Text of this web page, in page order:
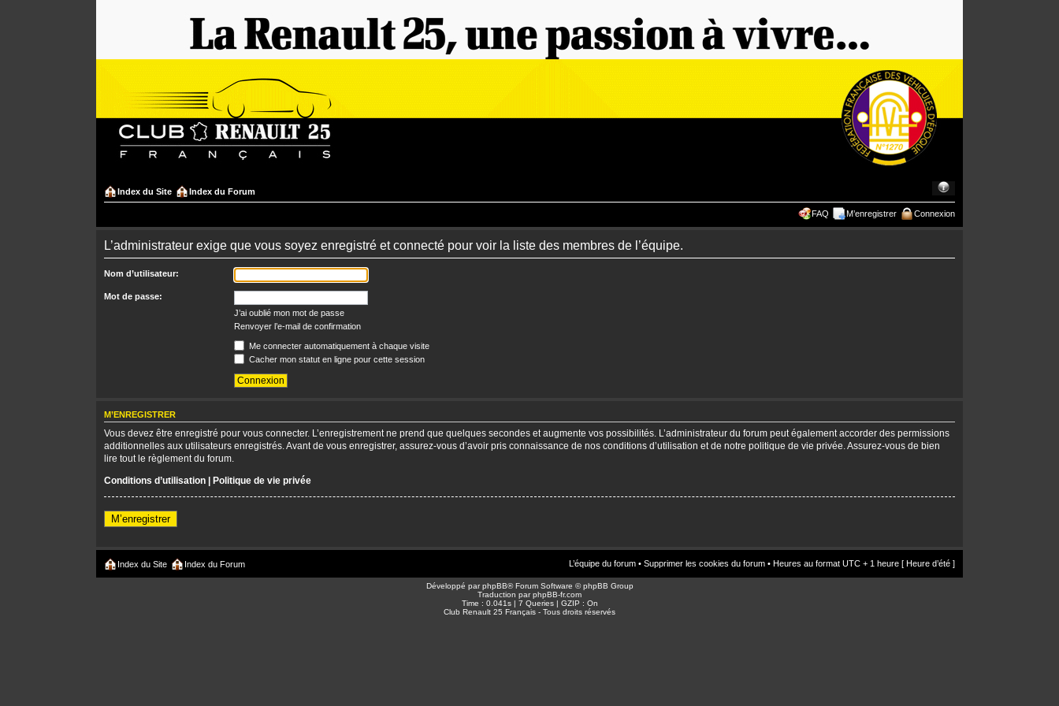
Index du Site Index du Forum
FAQ M’enregistrer Connexion
L’administrateur exige que vous soyez enregistré et connecté pour voir la liste des membres de l’équipe.
Nom d’utilisateur:
Mot de passe:
J’ai oublié mon mot de passe
Renvoyer l’e-mail de confirmation
Me connecter automatiquement à chaque visite
Cacher mon statut en ligne pour cette session
M’ENREGISTRER
Vous devez être enregistré pour vous connecter. L’enregistrement ne prend que quelques secondes et augmente vos possibilités. L’administrateur du forum peut également accorder des permissions
additionnelles aux utilisateurs enregistrés. Avant de vous enregistrer, assurez-vous d’avoir pris connaissance de nos conditions d’utilisation et de notre politique de vie privée. Assurez-vous de bien
lire tout le règlement du forum.
Conditions d’utilisation | Politique de vie privée
M’enregistrer
Index du Site Index du Forum L’équipe du forum • Supprimer les cookies du forum • Heures au format UTC + 1 heure [ Heure d’été ]
Développé parphpBB® Forum Software © phpBB Group
Traduction parphpBB-fr.com
Time : 0.041s | 7 Queries | GZIP : On
Club Renault 25 Français - Tous droits réservés